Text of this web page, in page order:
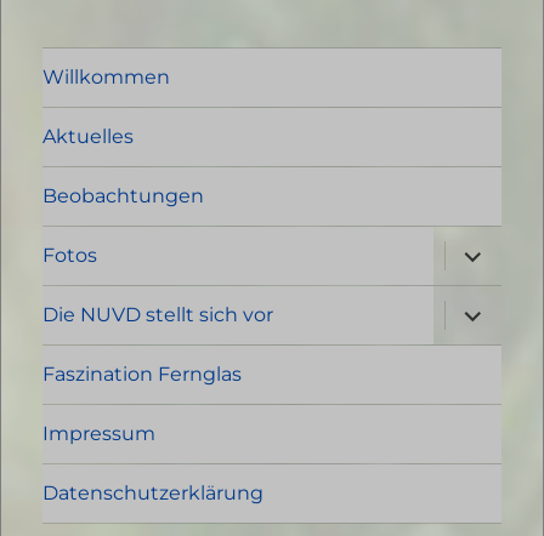
Willkommen
Aktuelles
Beobachtungen
Fotos
öffnen
Die NUVD stellt sich vor
öffnen
Faszination Fernglas
Impressum
Datenschutzerklärung